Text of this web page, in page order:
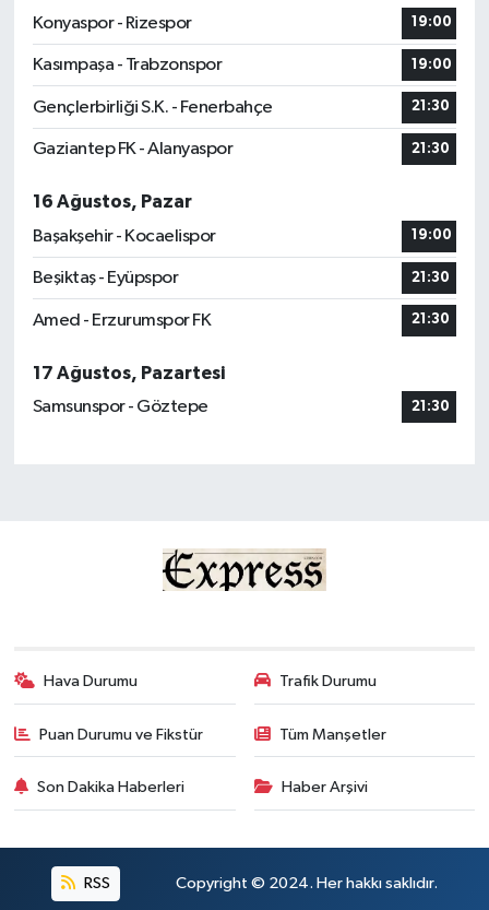
Konyaspor - Rizespor
19:00
Kasımpaşa - Trabzonspor 19:00
Gençlerbirliği S.K. - Fenerbahçe 21:30
Gaziantep FK - Alanyaspor 21:30
16 Ağustos, Pazar
Başakşehir - Kocaelispor
19:00
Beşiktaş - Eyüpspor 21:30
Amed - Erzurumspor FK 21:30
17 Ağustos, Pazartesi
Samsunspor - Göztepe
21:30
Hava Durumu Trafik Durumu
Puan Durumu ve Fikstür Tüm Manşetler
Son Dakika Haberleri Haber Arşivi
RSS Copyright © 2024. Her hakkı saklıdır.